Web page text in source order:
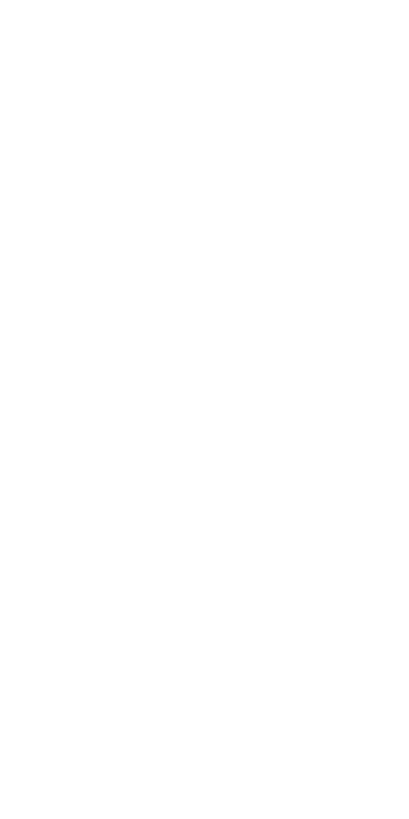
casi de inmediato.
los hombres lobo y desapareceré para
no lobas. Pero coincidentemente, ella había
limpio todo su patio cada día, así que me vi